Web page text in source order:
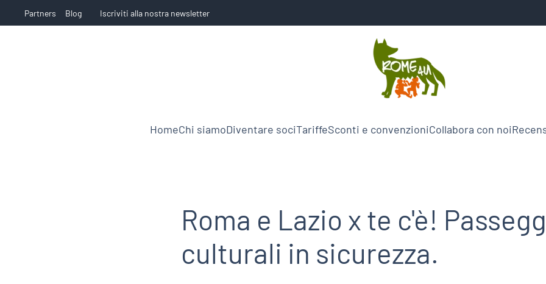
Partners Blog Iscriviti alla nostra newsletter
HomeChi siamoDiventare sociTariffeSconti e convenzioniCollabora con noi
Roma e Lazio x te c'è!
culturali in sicurezza.